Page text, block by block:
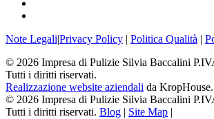
Note Legali|Privacy Policy | Politica Qualità |
© 2026 Impresa di Pulizie Silvia Baccalini
Tutti i diritti riservati.
Realizzazione website aziendali da KropHouse.
© 2026 Impresa di Pulizie Silvia Baccalini
Tutti i diritti riservati. Blog | Site Map |